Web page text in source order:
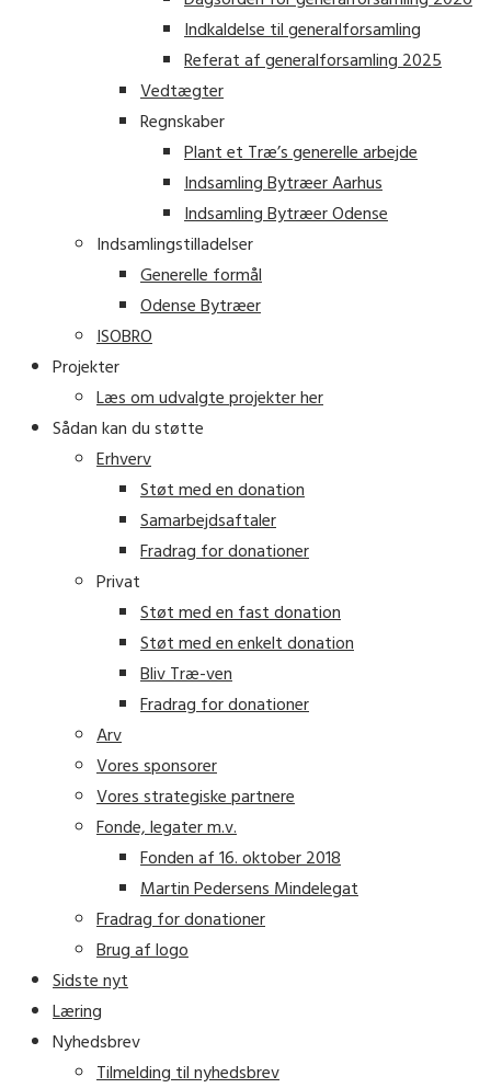
Indkaldelse til generalforsamling
Referat af generalforsamling 2025
Vedtægter
Regnskaber
Plant et Træ’s generelle arbejde
Indsamling Bytræer Aarhus
Indsamling Bytræer Odense
Indsamlingstilladelser
Generelle formål
Odense Bytræer
ISOBRO
Projekter
Læs om udvalgte projekter her
Sådan kan du støtte
Erhverv
Støt med en donation
Samarbejdsaftaler
Fradrag for donationer
Privat
Støt med en fast donation
Støt med en enkelt donation
Bliv Træ-ven
Fradrag for donationer
Arv
Vores sponsorer
Vores strategiske partnere
Fonde, legater m.v.
Fonden af 16. oktober 2018
Martin Pedersens Mindelegat
Fradrag for donationer
Brug af logo
Sidste nyt
Læring
Nyhedsbrev
Tilmelding til nyhedsbrev